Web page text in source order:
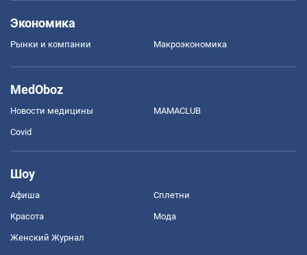
Экономика
Рынки и компании Mакроэкономика
MedOboz
Новости медицины MAMACLUB
Covid
Шоу
Афиша Сплетни
Красота Мода
Женский Журнал